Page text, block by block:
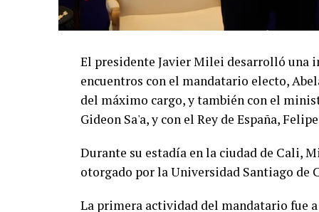
El presidente Javier Milei desarrolló una
encuentros con el mandatario electo,
del máximo cargo, y también con el
Gideon Sa'a, y con el Rey de España,
Durante su estadía en la ciudad de Cali,
otorgado por la Universidad Santiago de
La primera actividad del mandatario fue